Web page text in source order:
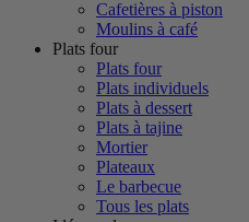
Cafetières à piston
Moulins à café
Plats four
Plats four
Plats individuels
Plats à dessert
Plats à tajine
Mortier
Plateaux
Le barbecue
Tous les plats